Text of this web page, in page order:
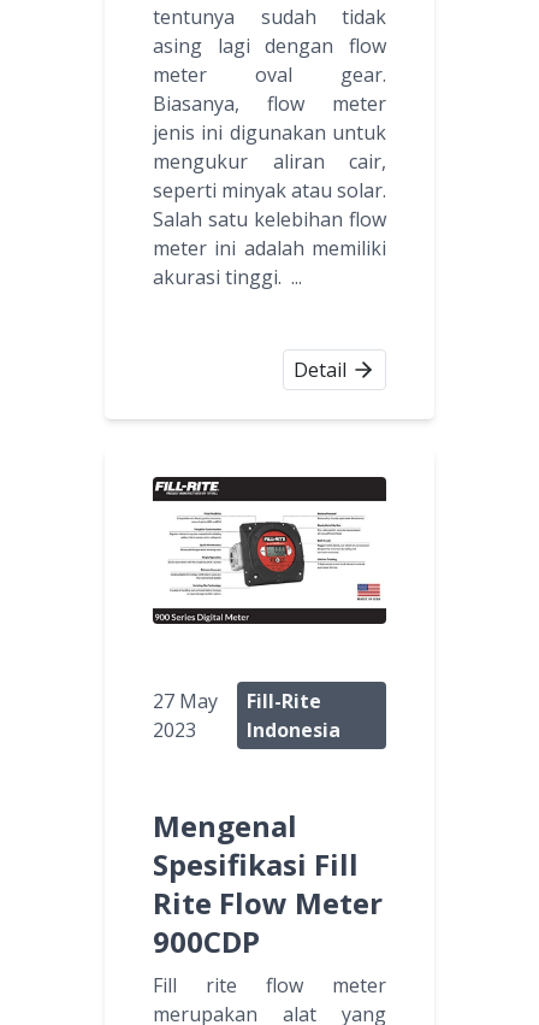
tentunya sudah tidak
asing lagi dengan flow
meter oval gear.
Biasanya, flow meter
jenis ini digunakan untuk
mengukur aliran cair,
seperti minyak atau solar.
Salah satu kelebihan flow
meter ini adalah memiliki
akurasi tinggi. ...
Detail
27 May
2023
Fill-Rite
Indonesia
Mengenal
Spesifikasi Fill
Rite Flow Meter
900CDP
Fill rite flow meter
merupakan alat yang